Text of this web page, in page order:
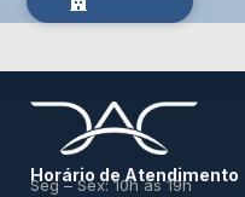
Horário de Atendimento
Seg – Sex: 10h às 19h